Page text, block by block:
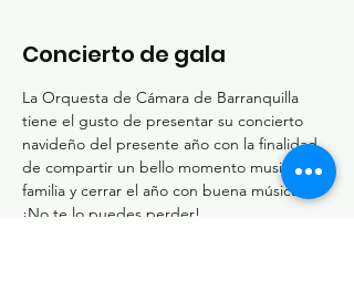
Concierto de gala
La Orquesta de Cámara de Barranquilla
tiene el gusto de presentar su concierto
navideño del presente año con la finalidad
de compartir un bello momento musical en
familia y cerrar el año con buena música.
¡No te lo puedes perder!